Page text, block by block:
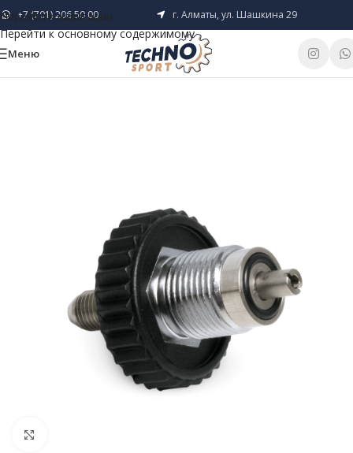
Перейти к навигации
Перейти к основному содержимому
+7 (701) 206 50 00 г. Алматы, ул. Шашкина 29
Меню